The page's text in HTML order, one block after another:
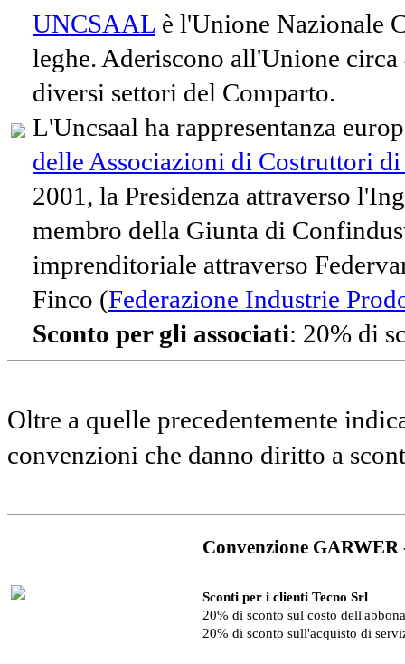
UNCSAAL è l'Unione Nazionale
leghe. Aderiscono all'Unione
diversi settori del Comparto.
L'Uncsaal ha rappresentanza
delle Associazioni di Costruttori
2001, la Presidenza attraverso
membro della Giunta di
imprenditoriale attraverso
Finco (Federazione Industrie
Sconto per gli associati: 20% di
Oltre a quelle precedentemente
convenzioni che danno diritto a
Convenzione
Sconti per i clienti Tecno Srl
20% di sconto sul costo
20% di sconto sull'acquisto di